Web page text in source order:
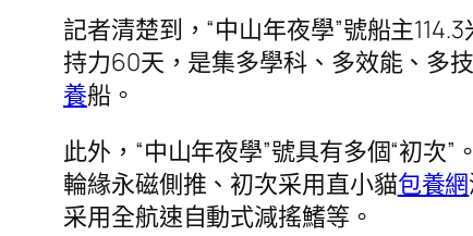
記者清楚到，“中山年夜學”號船主
持力60天，是集多學科、多效能、多
養船。
此外，“中山年夜學”號具有多個“初次
輪緣永磁側推、初次采用直小貓包養網
采用全航速自動式減搖鰭等。